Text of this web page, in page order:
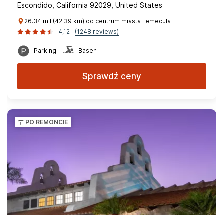
Escondido, California 92029, United States
26.34 mil (42.39 km) od centrum miasta Temecula
4,12
(1248 reviews)
Parking Basen
Sprawdź ceny
PO REMONCIE